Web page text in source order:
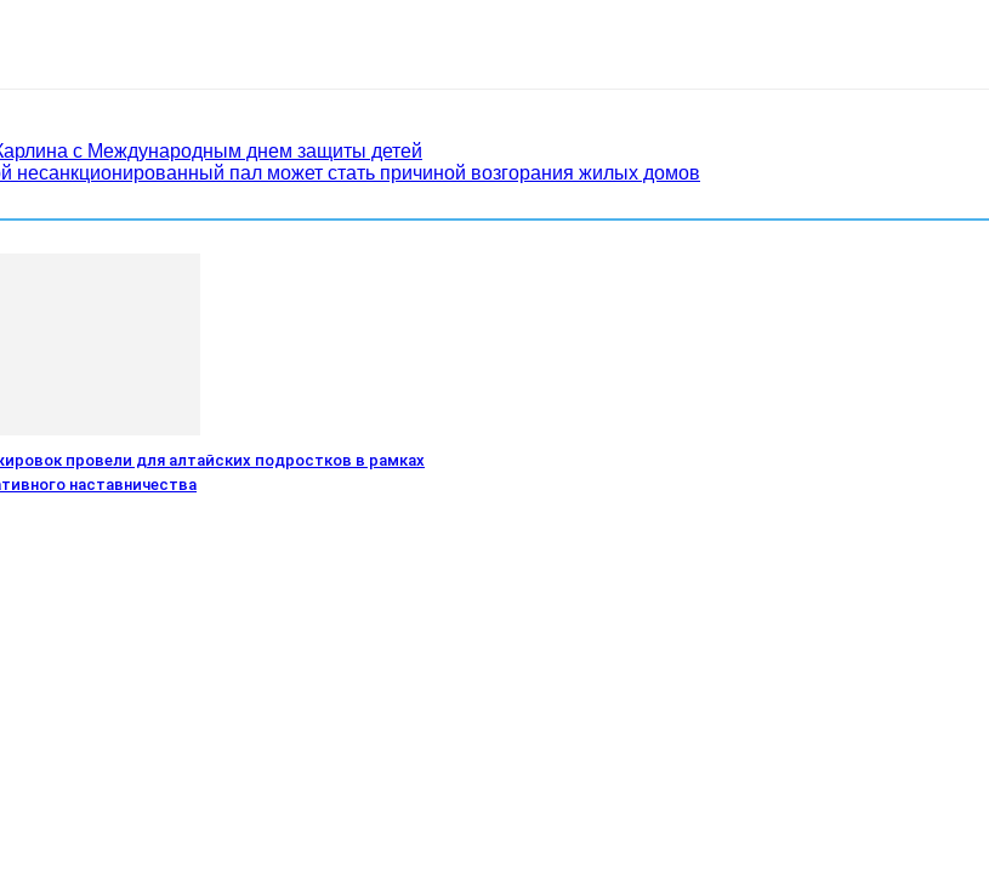
с Международным днем защиты детей
пал может стать причиной возгорания жилых домов
провели для алтайских подростков в рамках
наставничества